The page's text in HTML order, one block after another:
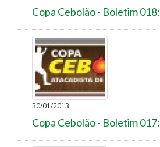
Copa Cebolão - Boletim 018:
30/01/2013
Copa Cebolão - Boletim 017: